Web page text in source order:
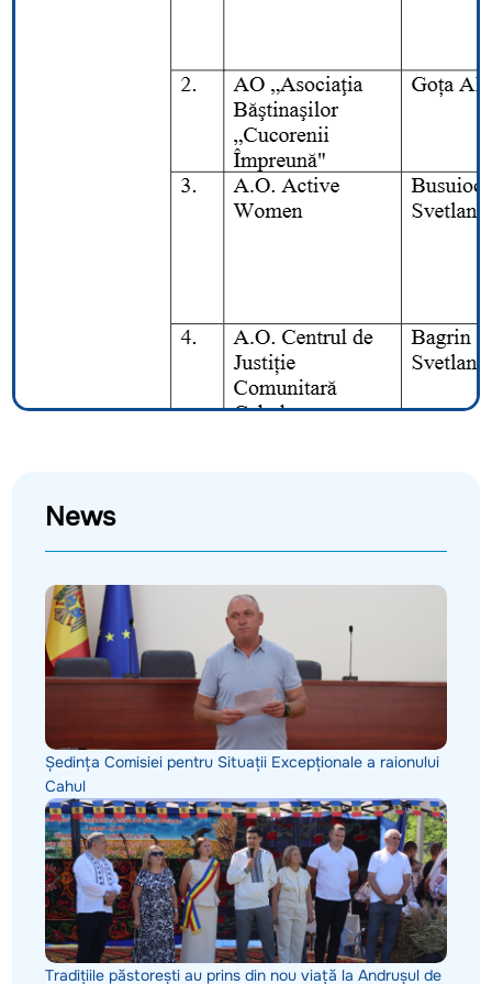
News
Ședința Comisiei pentru Situații Excepționale a raionului
Cahul
Tradițiile păstorești au prins din nou viață la Andrușul de